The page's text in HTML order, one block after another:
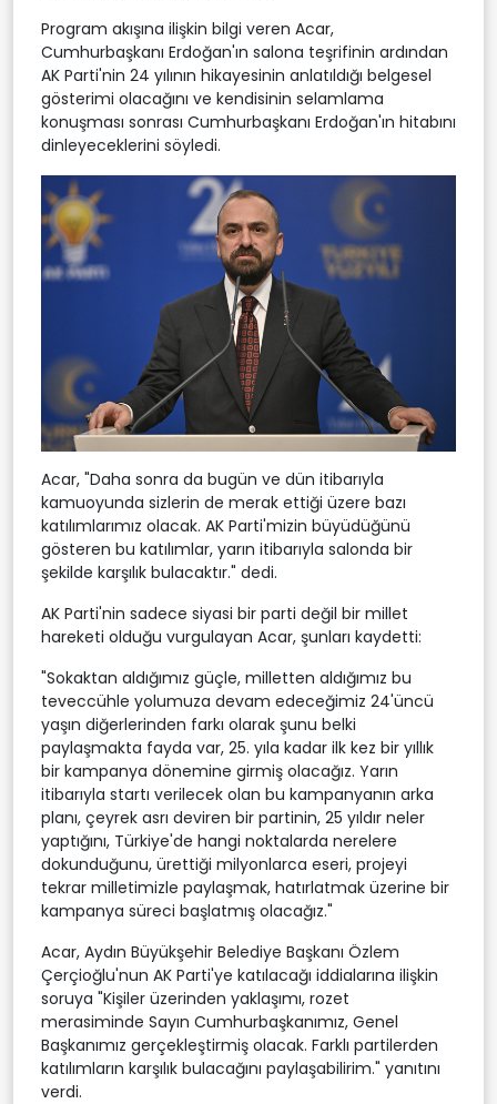
Program akışına ilişkin bilgi veren Acar,
Cumhurbaşkanı Erdoğan'ın salona teşrifinin ardından
AK Parti'nin 24 yılının hikayesinin anlatıldığı belgesel
gösterimi olacağını ve kendisinin selamlama
konuşması sonrası Cumhurbaşkanı Erdoğan'ın hitabını
dinleyeceklerini söyledi.
Acar, "Daha sonra da bugün ve dün itibarıyla
kamuoyunda sizlerin de merak ettiği üzere bazı
katılımlarımız olacak. AK Parti'mizin büyüdüğünü
gösteren bu katılımlar, yarın itibarıyla salonda bir
şekilde karşılık bulacaktır." dedi.
AK Parti'nin sadece siyasi bir parti değil bir millet
hareketi olduğu vurgulayan Acar, şunları kaydetti:
"Sokaktan aldığımız güçle, milletten aldığımız bu
teveccühle yolumuza devam edeceğimiz 24'üncü
yaşın diğerlerinden farkı olarak şunu belki
paylaşmakta fayda var, 25. yıla kadar ilk kez bir yıllık
bir kampanya dönemine girmiş olacağız. Yarın
itibarıyla startı verilecek olan bu kampanyanın arka
planı, çeyrek asrı deviren bir partinin, 25 yıldır neler
yaptığını, Türkiye'de hangi noktalarda nerelere
dokunduğunu, ürettiği milyonlarca eseri, projeyi
tekrar milletimizle paylaşmak, hatırlatmak üzerine bir
kampanya süreci başlatmış olacağız."
Acar, Aydın Büyükşehir Belediye Başkanı Özlem
Çerçioğlu'nun AK Parti'ye katılacağı iddialarına ilişkin
soruya "Kişiler üzerinden yaklaşımı, rozet
merasiminde Sayın Cumhurbaşkanımız, Genel
Başkanımız gerçekleştirmiş olacak. Farklı partilerden
katılımların karşılık bulacağını paylaşabilirim." yanıtını
verdi.